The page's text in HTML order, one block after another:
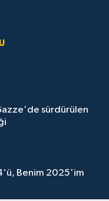
sürdürülen
Benim 2025'im